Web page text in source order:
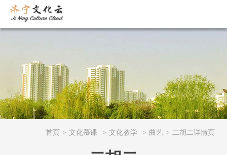
首页 > 文化慕课 > 文化教学 > 曲艺 > 二胡二详情页